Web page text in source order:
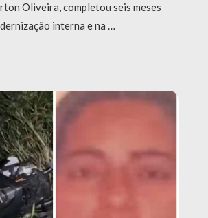
Oliveira, completou seis meses
interna e na …